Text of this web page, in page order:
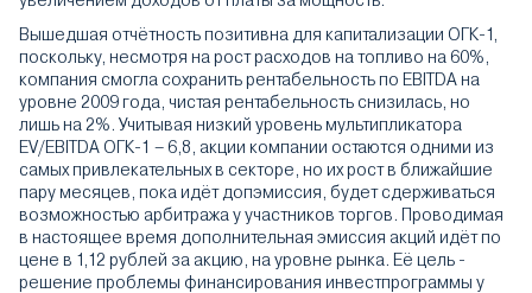
Вышедшая отчётность позитивна для капитализации ОГК-1,
поскольку, несмотря на рост расходов на топливо на 60%,
компания смогла сохранить рентабельность по EBITDA на
уровне 2009 года, чистая рентабельность снизилась, но
лишь на 2%. Учитывая низкий уровень мультипликатора
EV/EBITDA ОГК-1 – 6,8, акции компании остаются одними из
самых привлекательных в секторе, но их рост в ближайшие
пару месяцев, пока идёт допэмиссия, будет сдерживаться
возможностью арбитража у участников торгов. Проводимая
в настоящее время дополнительная эмиссия акций идёт по
цене в 1,12 рублей за акцию, на уровне рынка. Её цель -
решение проблемы финансирования инвестпрограммы у